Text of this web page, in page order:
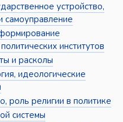
устройство,
самоуправление
институтов
и расколы
идеологические
роль религии в политике
системы